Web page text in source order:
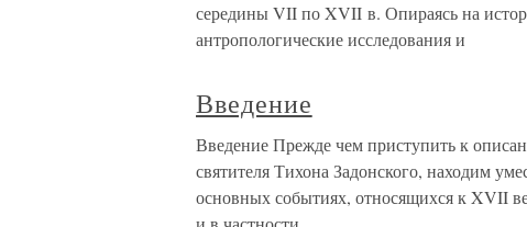
середины VII по XVII в. Опираясь на
антропологические исследования и
Введение
Введение Прежде чем приступить к
святителя Тихона Задонского, находим
основных событиях, относящихся к XVII